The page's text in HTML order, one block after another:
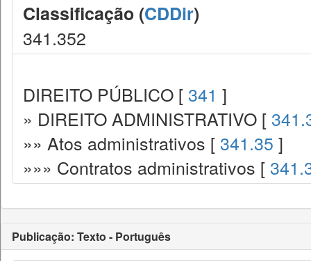
Classificação (CDDir)
341.352
DIREITO PÚBLICO [ 341 ]
» DIREITO ADMINISTRATIVO [
»» Atos administrativos [ 341.35 ]
»»» Contratos administrativos [
Publicação: Texto - Português